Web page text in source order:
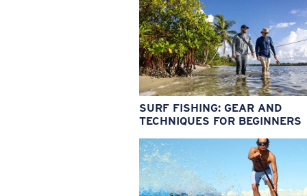
SURF FISHING: GEAR AND
TECHNIQUES FOR BEGINNERS